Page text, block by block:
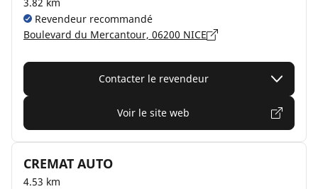
Revendeur recommandé
Boulevard du Mercantour, 06200 NICE
Contacter le revendeur
Voir le site web
CREMAT AUTO
4.53 km